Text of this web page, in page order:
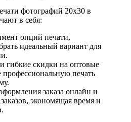
фотографий 20х30 в
в себя:
опций печати,
идеальный вариант для
гибкие скидки на оптовые
печать
заказа онлайн и
экономящая время и